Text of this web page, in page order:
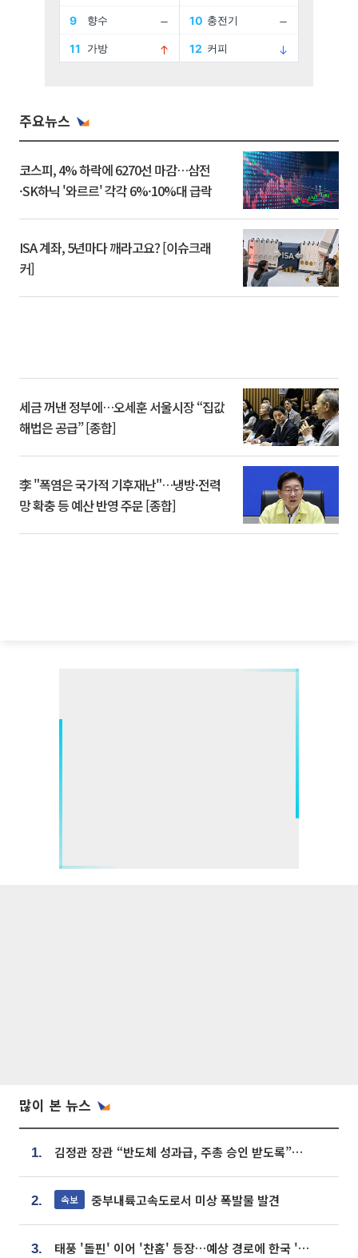
주요뉴스
코스피, 4% 하락에 6270선 마감…삼전
·SK하닉 '와르르' 각각 6%·10%대 급락
ISA 계좌, 5년마다 깨라고요? [이슈크래
커]
세금 꺼낸 정부에…오세훈 서울시장 “집값
해법은 공급” [종합]
李 "폭염은 국가적 기후재난"…냉방·전력
망 확충 등 예산 반영 주문 [종합]
많이 본 뉴스
1. 김정관 장관 “반도체 성과급, 주총 승인 받도록”…상법·자본시장법 개정 시사
2. 속보 중부내륙고속도로서 미상 폭발물 발견
3. 태풍 '돌핀' 이어 '찬홈' 등장…예상 경로에 한국 '한숨'